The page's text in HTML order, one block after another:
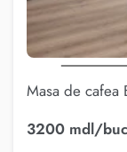
Masa de cafea
3200 mdl/